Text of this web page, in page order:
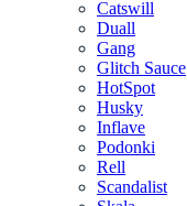
Catswill
Duall
Gang
Glitch Sauce
HotSpot
Husky
Inflave
Podonki
Rell
Scandalist